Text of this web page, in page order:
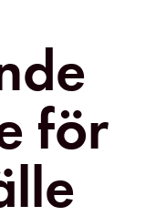
för